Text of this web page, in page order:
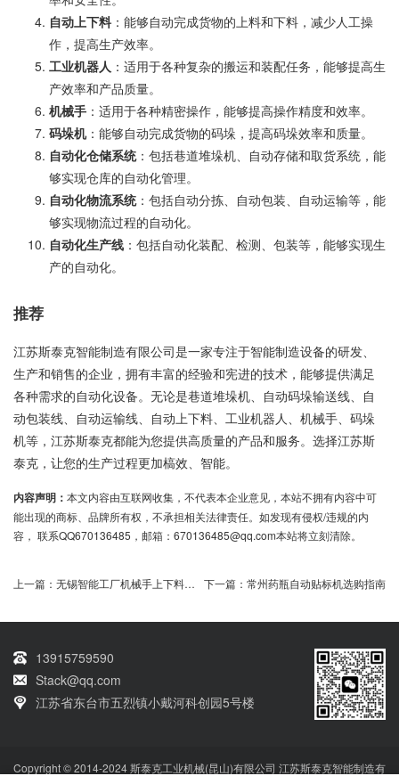
自动上下料 ：能够自动完成货物的上料和下料，减少人工操
作，提高生产效率。
工业机器人 ：适用于各种复杂的搬运和装配任务，能够提高生
产效率和产品质量。
机械手 ：适用于各种精密操作，能够提高操作精度和效率。
码垛机：能够自动完成货物的码垛，提高码垛效率和质量。
自动化仓储系统：包括巷道堆垛机、自动存储和取货系统，能
够实现仓库的自动化管理。
自动化物流系统：包括自动分拣、自动包装、自动运输等，能
够实现物流过程的自动化。
自动化生产线 ：包括自动化装配、检测、包装等，能够实现生
产的自动化。
推荐
江苏斯泰克智能制造有限公司是一家专注于智能制造设备的研发、
生产和销售的企业，拥有丰富的经验和宪进的技术，能够提供满足
各种需求的自动化设备。无论是巷道堆垛机、自动码垛输送线、自
动包装线、自动运输线、自动上下料、工业机器人、机械手、码垛
机等，江苏斯泰克都能为您提供高质量的产品和服务。选择江苏斯
泰克，让您的生产过程更加槁效、智能。
内容声明： 本文内容由互联网收集，不代表本企业意见，本站不拥有内容中可
能出现的商标、品牌所有权，不承担相关法律责任。如发现有侵权/违规的内
容， 联系QQ670136485，邮箱：670136485@qq.com本站将立刻清除。
上一篇： 无锡智能工厂机械手上下料解决方案 下一篇： 常州药瓶自动贴标机选购指南
13915759590
Stack@qq.com
江苏省东台市五烈镇小戴河科创园5号楼
Copyright © 2014-2024 斯泰克工业机械(昆山)有限公司 江苏斯泰克智能制造有